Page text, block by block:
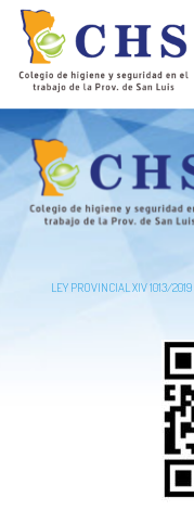
LEY PROVINCIAL XIV 1013/2019